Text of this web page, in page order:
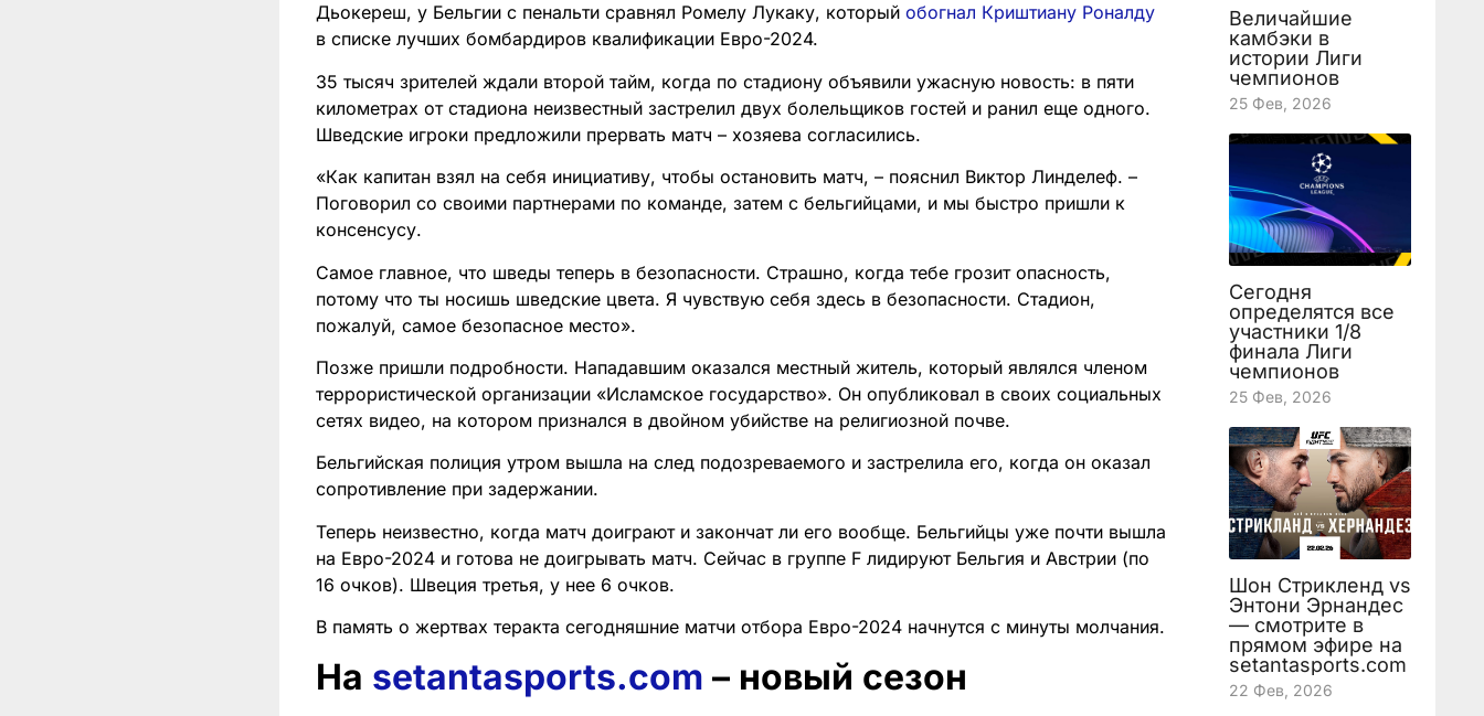
Дьокереш, у Бельгии с пенальти сравнял Ромелу Лукаку, которыйобогнал Криштиану Роналду
в списке лучших бомбардиров квалификации Евро-2024.
35 тысяч зрителей ждали второй тайм, когда по стадиону объявили ужасную новость: в пяти
километрах от стадиона неизвестный застрелил двух болельщиков гостей и ранил еще одного.
Шведские игроки предложили прервать матч – хозяева согласились.
«Как капитан взял на себя инициативу, чтобы остановить матч, – пояснил Виктор Линделеф. –
Поговорил со своими партнерами по команде, затем с бельгийцами, и мы быстро пришли к
консенсусу.
Самое главное, что шведы теперь в безопасности. Страшно, когда тебе грозит опасность,
потому что ты носишь шведские цвета. Я чувствую себя здесь в безопасности. Стадион,
пожалуй, самое безопасное место».
Позже пришли подробности. Нападавшим оказался местный житель, который являлся членом
террористической организации «Исламское государство». Он опубликовал в своих социальных
сетях видео, на котором признался в двойном убийстве на религиозной почве.
Бельгийская полиция утром вышла на след подозреваемого и застрелила его, когда он оказал
сопротивление при задержании.
Теперь неизвестно, когда матч доиграют и закончат ли его вообще. Бельгийцы уже почти вышла
на Евро-2024 и готова не доигрывать матч. Сейчас в группе F лидируют Бельгия и Австрии (по
16 очков). Швеция третья, у нее 6 очков.
В память о жертвах теракта сегодняшние матчи отбора Евро-2024 начнутся с минуты молчания.
На setantasports.com – новый сезон
Величайшие
камбэки в
истории Лиги
чемпионов
25 Фев, 2026
Сегодня
определятся все
участники 1/8
финала Лиги
чемпионов
25 Фев, 2026
Шон Стрикленд vs
Энтони Эрнандес
— смотрите в
прямом эфире на
setantasports.com
22 Фев, 2026